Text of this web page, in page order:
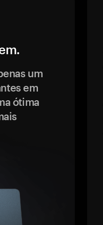
um
em
ótima